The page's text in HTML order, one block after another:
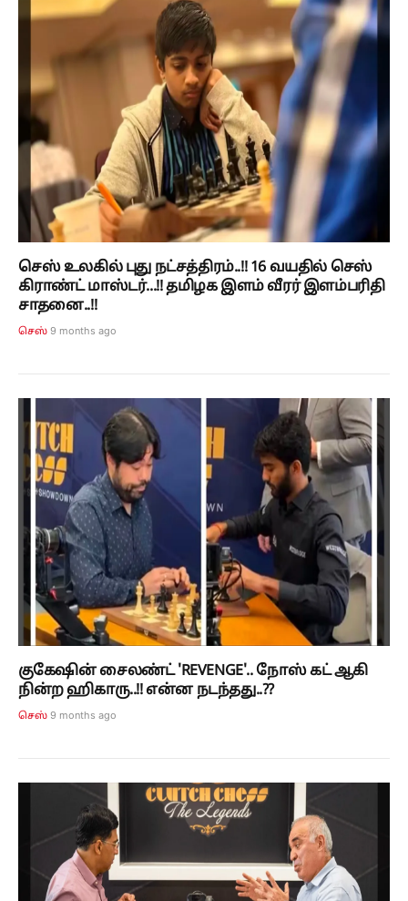
செஸ் உலகில் புது நட்சத்திரம்..!! 16 வயதில் செஸ்
கிராண்ட் மாஸ்டர்...!! தமிழக இளம் வீரர் இளம்பரிதி
சாதனை..!!
செஸ் 9 months ago
குகேஷின் சைலண்ட் 'REVENGE'.. நோஸ் கட் ஆகி
நின்ற ஹிகாரு..!! என்ன நடந்தது..??
செஸ் 9 months ago